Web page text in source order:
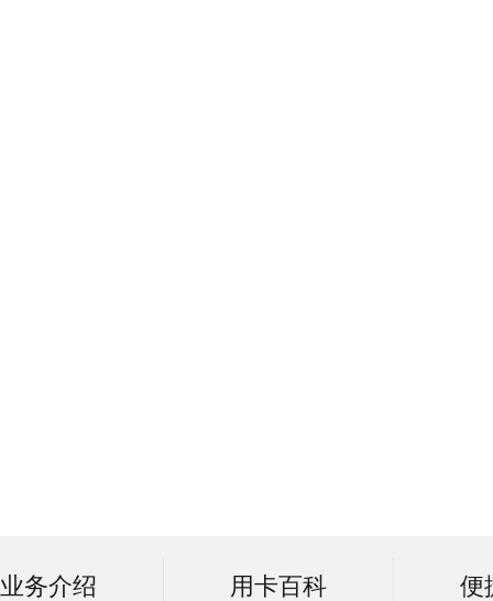
业务介绍 用卡百科 便